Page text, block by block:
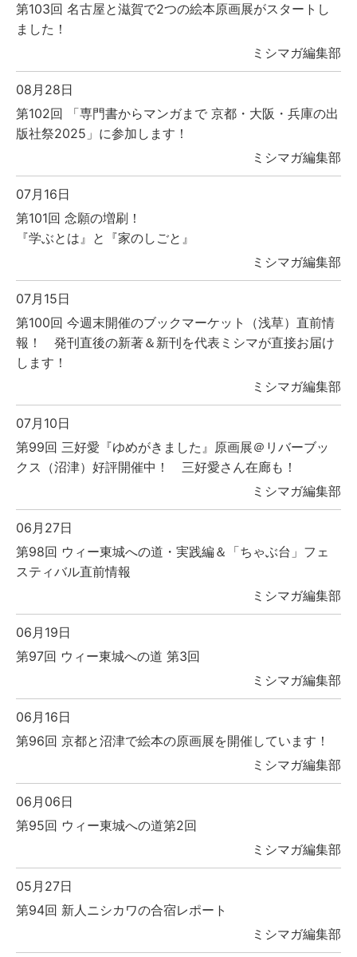
第103回 名古屋と滋賀で2つの絵本原画展がスタートし
ました！
ミシマガ編集部
08月28日
第102回 「専門書からマンガまで 京都・大阪・兵庫の出
版社祭2025」に参加します！
ミシマガ編集部
07月16日
第101回 念願の増刷！
『学ぶとは』と『家のしごと』
ミシマガ編集部
07月15日
第100回 今週末開催のブックマーケット（浅草）直前情
報！ 発刊直後の新著＆新刊を代表ミシマが直接お届け
します！
ミシマガ編集部
07月10日
第99回 三好愛『ゆめがきました』原画展＠リバーブッ
クス（沼津）好評開催中！ 三好愛さん在廊も！
ミシマガ編集部
06月27日
第98回 ウィー東城への道・実践編＆「ちゃぶ台」フェ
スティバル直前情報
ミシマガ編集部
06月19日
第97回 ウィー東城への道 第3回
ミシマガ編集部
06月16日
第96回 京都と沼津で絵本の原画展を開催しています！
ミシマガ編集部
06月06日
第95回 ウィー東城への道第2回
ミシマガ編集部
05月27日
第94回 新人ニシカワの合宿レポート
ミシマガ編集部